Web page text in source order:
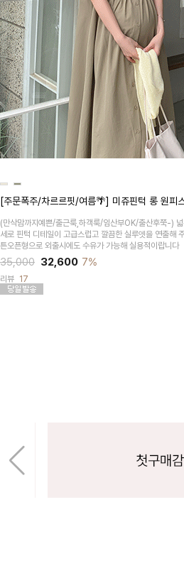
[주문폭주/차르르핏/여름🌴] 미쥬핀턱 롱 원피
(만삭맘까지예쁜/출근룩,하객룩/임산부OK/출산후쭉-)
세로 핀턱 디테일이 고급스럽고 깔끔한 실루엣을 연출해
튼오픈형으로 외출시에도 수유가 가능해 실용적이랍니다
35,000 32,600 7%
리뷰 17